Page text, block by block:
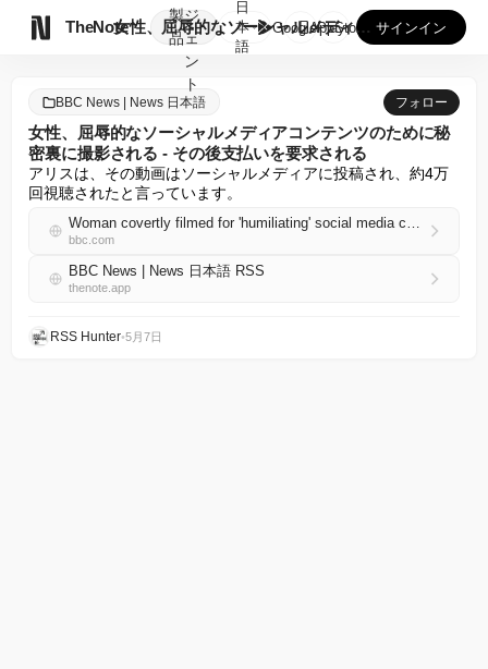
TheNote
製
品
ジ
ェ
ン
ト
女性、屈辱的なソーシャルメディアコンテンツのために秘密裏に撮...
日
本
語
GooglePlay
AppStore サインイン
BBC News | News 日本語 フォロー
女性、屈辱的なソーシャルメディアコンテンツのために秘
密裏に撮影される - その後支払いを要求される
アリスは、その動画はソーシャルメディアに投稿され、約4万
回視聴されたと言っています。
Woman covertly filmed for 'humiliating' social media content - then told to pay
bbc.com
BBC News | News 日本語 RSS
thenote.app
RSS Hunter•5月7日